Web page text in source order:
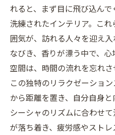
れると、まず目に飛び込ん
洗練されたインテリア。こ
囲気が、訪れる人々を迎え
なびき、香りが漂う中で、
空間は、時間の流れを忘れさ
この独特のリラクゼーショ
から距離を置き、自分自身と
シーシャのリズムに合わせ
が落ち着き、疲労感やスト